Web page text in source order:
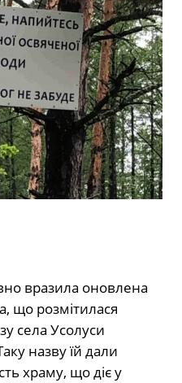
вразила оновлена
що розмітилася
села Усолуси
назву їй дали
храму, що діє у